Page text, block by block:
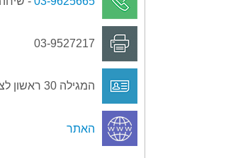
03-9527217
המגילה 30 ראשון לציון, 75708
האתר